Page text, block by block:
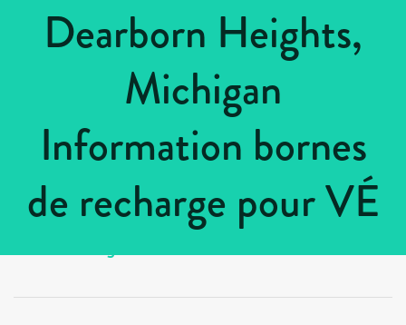
Dearborn Heights,
Michigan
Information bornes
de recharge pour VÉ
États-Unis > Michigan